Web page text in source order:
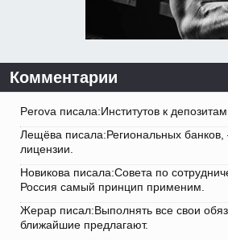
Комментарии
Perova писала:Институтов к депозитам
Лещёва писала:Региональных банков,
лицензии.
Новикова писала:Совета по
Россия самый принцип применим.
Жерар писал:Выполнять все свои
ближайшие предлагают.